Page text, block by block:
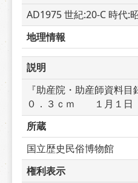
AD1975 世紀:20-C 時代:
地理情報
説明
『助産院・助産師資料
０．３ｃｍ　　１月１
所蔵
国立歴史民俗博物館
権利表示